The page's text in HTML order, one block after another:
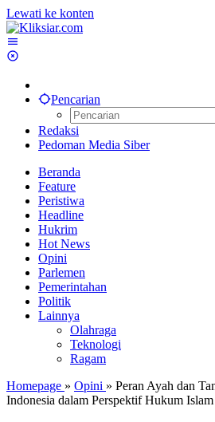
Lewati ke konten
Pencarian
Redaksi
Pedoman Media Siber
Beranda
Feature
Peristiwa
Headline
Hukrim
Hot News
Opini
Parlemen
Pemerintahan
Politik
Lainnya
Olahraga
Teknologi
Ragam
Homepage » Opini » Peran Ayah dan
Indonesia dalam Perspektif Hukum Islam